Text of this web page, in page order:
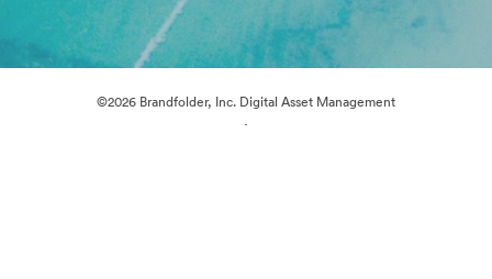
©2026 Brandfolder, Inc. Digital Asset Management
·